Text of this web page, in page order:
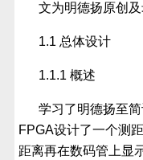
文为明德扬原创
1.1 总体设计
1.1.1 概述
学习了明德扬至
FPGA设计了一个测
距离再在数码管上显